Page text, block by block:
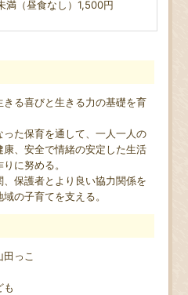
（昼食なし）1,500円
る喜びと生きる力の基礎を育
た保育を通して、一人一人の
、安全で情緒の安定した生活
に努める。
保護者とより良い協力関係を
の子育てを支える。
っこ
も